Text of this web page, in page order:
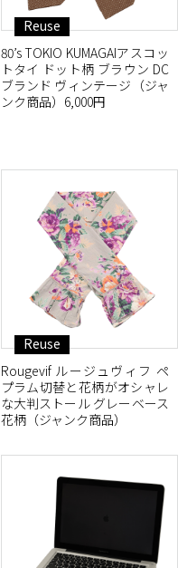
Reuse
80’s TOKIO KUMAGAIアスコッ
トタイ ドット柄 ブラウン DC
ブランド ヴィンテージ（ジャ
ンク商品）6,000円
Reuse
Rougevif ルージュヴィフ ペ
プラム切替と花柄がオシャレ
な大判ストール グレーベース
花柄（ジャンク商品）